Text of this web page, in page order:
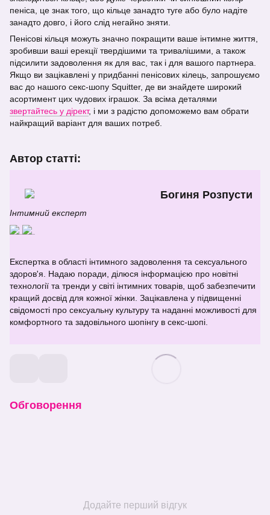
пеніса, це знак того, що кільце занадто туге або було надіте
занадто довго, і його слід негайно зняти.
Пенісові кільця можуть значно покращити ваше інтимне життя,
зробивши ваші ерекції твердішими та тривалішими, а також
підсилити задоволення як для вас, так і для вашого партнера.
Якщо ви зацікавлені у придбанні пенісових кілець, запрошуємо
вас до нашого секс-шопу Squitter, де ви знайдете широкий
асортимент цих чудових іграшок. За всіма деталями
звертайтесь у дірект, і ми з радістю допоможемо вам обрати
найкращий варіант для ваших потреб.
Автор статті:
Богиня Розпусти
Інтимний експерт
Експертка в області інтимного задоволення та сексуального
здоров'я. Надаю поради, ділюся інформацією про новітні
технології та тренди у світі інтимних товарів, щоб забезпечити
кращий досвід для кожної жінки. Зацікавлена у підвищенні
свідомості про сексуальну культуру та наданні можливості для
комфортного та задовільного шопінгу в секс-шопі.
Обговорення
Додайте перший відгук